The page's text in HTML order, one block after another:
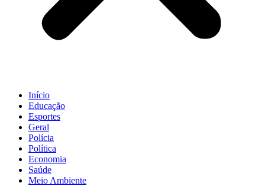
Início
Educação
Esportes
Geral
Polícia
Política
Economia
Saúde
Meio Ambiente